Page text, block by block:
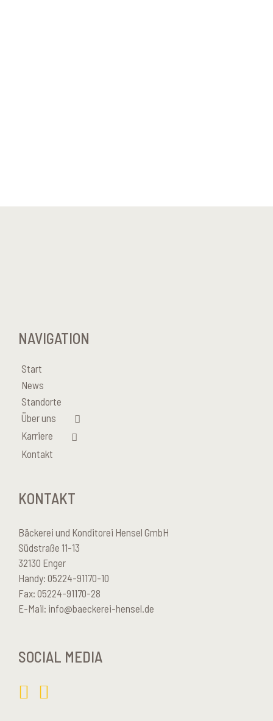
NAVIGATION
Start
News
Standorte
Über uns
Karriere
Kontakt
KONTAKT
Bäckerei und Konditorei Hensel GmbH
Südstraße 11-13
32130 Enger
Handy: 05224-91170-10
Fax: 05224-91170-28
E-Mail: info@baeckerei-hensel.de
SOCIAL MEDIA